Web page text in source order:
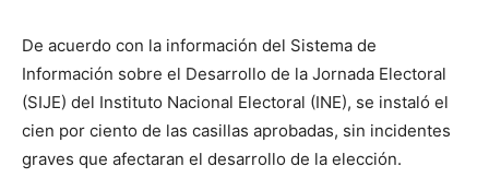
De acuerdo con la información del Sistema de
Información sobre el Desarrollo de la Jornada Electoral
(SIJE) del Instituto Nacional Electoral (INE), se instaló el
cien por ciento de las casillas aprobadas, sin incidentes
graves que afectaran el desarrollo de la elección.